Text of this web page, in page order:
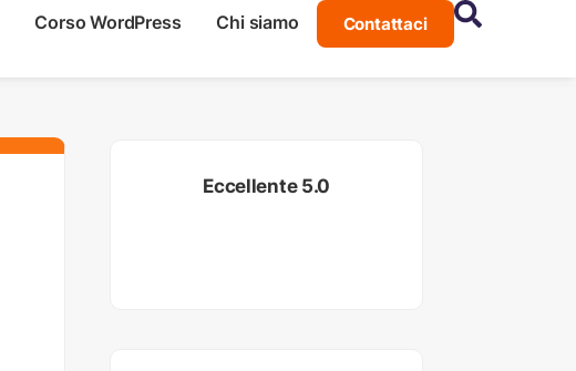
Corso WordPress Chi siamo Contattaci
Eccellente 5.0